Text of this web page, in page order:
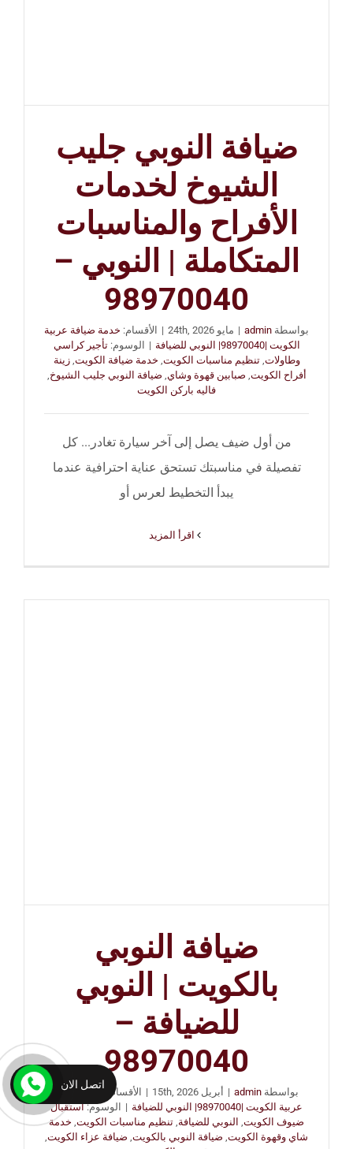
ضيافة النوبي جليب
الشيوخ لخدمات
الأفراح والمناسبات
المتكاملة | النوبي –
98970040
بواسطة admin
| مايو 24th, 2026 | الأقسام: خدمة ضيافة عربية
الكويت |98970040| النوبي للضيافة
| الوسوم:تأجير كراسي
وطاولات,تنظيم مناسبات الكويت, خدمة ضيافة الكويت,زينة
أفراح الكويت, صبابين قهوة وشاي, ضيافة النوبي جليب الشيوخ,
فاليه باركن الكويت
من أول ضيف يصل إلى آخر سيارة تغادر... كل
تفصيلة في مناسبتك تستحق عناية احترافية عندما
يبدأ التخطيط لعرس أو
ضيافة النوبي
بالكويت | النوبي
للضيافة –
98970040
بواسطة admin
| أبريل 15th, 2026 | الأقسام: خدمة ضيافة
عربية الكويت |98970040| النوبي للضيافة
| الوسوم:استقبال
ضيوف الكويت, النوبي للضيافة, تنظيم مناسبات الكويت, خدمة
شاي وقهوة الكويت, ضيافة النوبي بالكويت, ضيافة عزاء الكويت,
اتصل الان